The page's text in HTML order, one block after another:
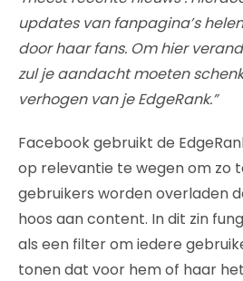
updates van fanpagina’s
door haar fans. Om hier
zul je aandacht moeten
verhogen van je EdgeRank.”
Facebook gebruikt de
op relevantie te wegen om zo
gebruikers worden overladen
hoos aan content. In dit zin
als een filter om iedere
tonen dat voor hem of haar